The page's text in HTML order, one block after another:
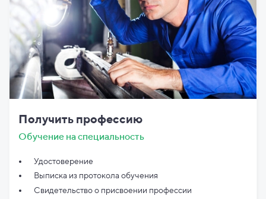
Получить профессию
Обучение на специальность
Удостоверение
Выписка из протокола обучения
Свидетельство о присвоении профессии